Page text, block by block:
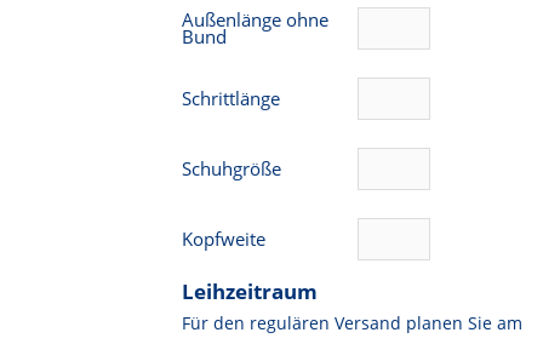
Außenlänge ohne
Bund
Schrittlänge
Schuhgröße
Kopfweite
Leihzeitraum
Für den regulären Versand planen Sie am